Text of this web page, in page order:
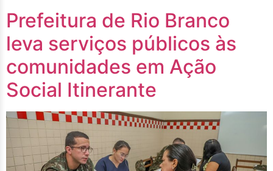
Prefeitura de Rio Branco
leva serviços públicos às
comunidades em Ação
Social Itinerante